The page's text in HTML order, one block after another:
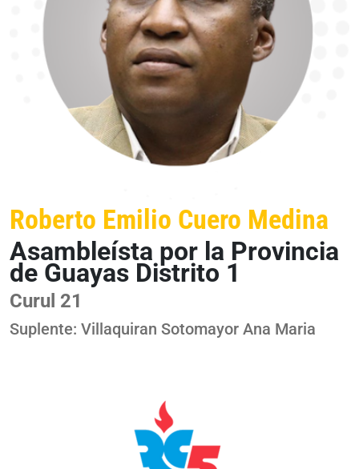
Roberto Emilio Cuero Medina
Asambleísta por la Provincia
de Guayas Distrito 1
Curul 21
Suplente: Villaquiran Sotomayor Ana Maria